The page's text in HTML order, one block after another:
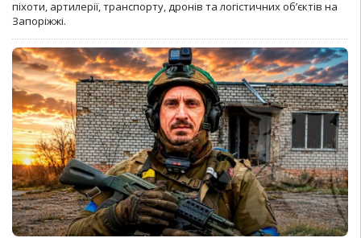
піхоти, артилерії, транспорту, дронів та логістичних об’єктів на
Запоріжжі.